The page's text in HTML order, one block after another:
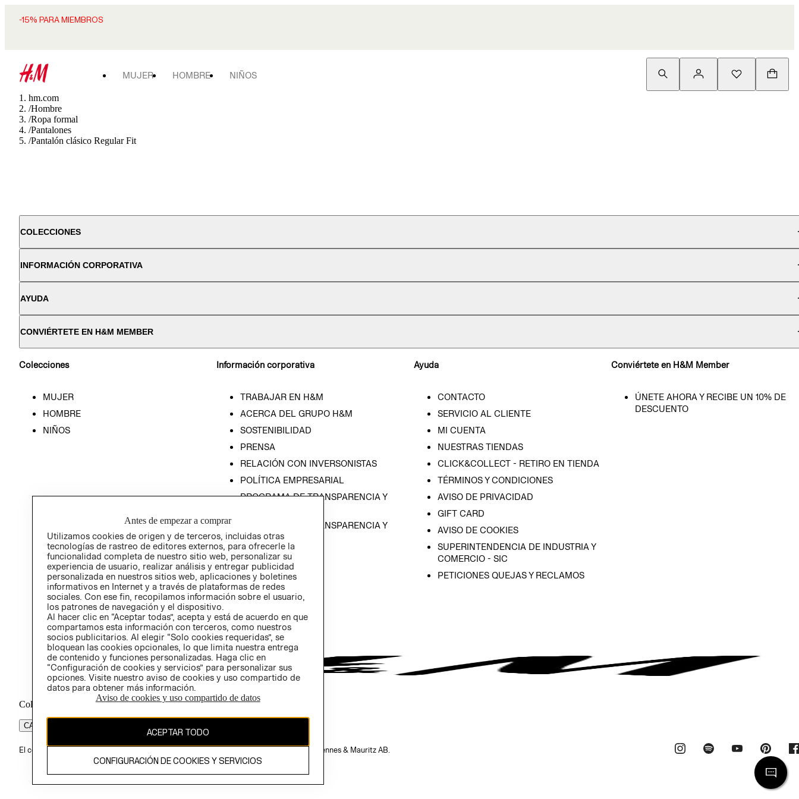
-15% PARA MIEMBROS
MUJER HOMBRE NIÑOS
hm.com
/Hombre
/Ropa formal
/Pantalones
/Pantalón clásico Regular Fit
COLECCIONES
INFORMACIÓN CORPORATIVA
AYUDA
CONVIÉRTETE EN H&M MEMBER
Colecciones
MUJER
HOMBRE
NIÑOS
Información corporativa
TRABAJAR EN H&M
ACERCA DEL GRUPO H&M
SOSTENIBILIDAD
PRENSA
RELACIÓN CON INVERSONISTAS
POLÍTICA EMPRESARIAL
PROGRAMA DE TRANSPARENCIA Y
PROGRAMA DE TRANSPARENCIA Y
ÉTICA (INGLÉS)
Ayuda
CONTACTO
SERVICIO AL CLIENTE
MI CUENTA
NUESTRAS TIENDAS
CLICK&COLLECT - RETIRO EN TIENDA
TÉRMINOS Y CONDICIONES
AVISO DE PRIVACIDAD
GIFT CARD
AVISO DE COOKIES
SUPERINTENDENCIA DE INDUSTRIA Y
COMERCIO - SIC
PETICIONES QUEJAS Y RECLAMOS
Conviértete en H&M Member
ÚNETE AHORA Y RECIBE UN 10% DE
DESCUENTO
Colombia ($)
CAMBIAR REGIÓN
El contenido de esta página web está protegido por copyright y es propiedad de H&M Hennes & Mauritz AB.
Antes de empezar a comprar
Utilizamos cookies de origen y de terceros, incluidas otras
tecnologías de rastreo de editores externos, para ofrecerle la
funcionalidad completa de nuestro sitio web, personalizar su
experiencia de usuario, realizar análisis y entregar publicidad
personalizada en nuestros sitios web, aplicaciones y boletines
informativos en Internet y a través de plataformas de redes
sociales. Con ese fin, recopilamos información sobre el usuario,
los patrones de navegación y el dispositivo.
Al hacer clic en “Aceptar todas”, acepta y está de acuerdo en que
compartamos esta información con terceros, como nuestros
socios publicitarios. Al elegir “Solo cookies requeridas”, se
bloquean las cookies opcionales, lo que limita nuestra entrega
de contenido y funciones personalizadas. Haga clic en
“Configuración de cookies y servicios” para personalizar sus
opciones. Visite nuestro aviso de cookies y uso compartido de
datos para obtener más información.
Aviso de cookies y uso compartido de datos
ACEPTAR TODO
CONFIGURACIÓN DE COOKIES Y SERVICIOS